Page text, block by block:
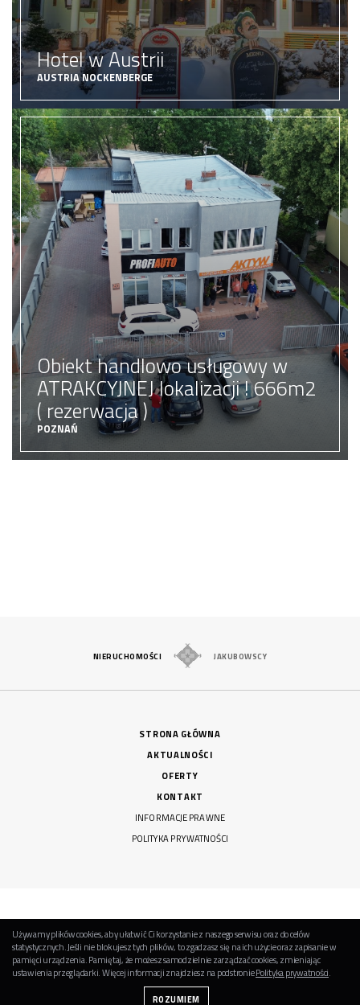
Hotel w Austrii
AUSTRIA NOCKENBERGE
hotel
Cena:5100000 zł
ZOBACZ OFERTĘ
Obiekt handlowo usługowy w
ATRAKCYJNEJ lokalizacji ! 666m2
( rezerwacja )
POZNAŃ
Budynek biurowo magazynowy
Używamy plików cookies, aby ułatwić Ci korzystanie z naszego serwisu oraz do celów
statystycznych. Jeśli nie blokujesz tych plików, to zgadzasz się na ich użycie oraz zapisanie w
pamięci urządzenia. Pamiętaj, że możesz samodzielnie zarządzać cookies, zmieniając
ustawienia przeglądarki. Więcej informacji znajdziesz na podstroniePolityka prywatności.
ROZUMIEM
NIERUCHOMOŚCI JAKUBOWSCY
STRONA GŁÓWNA
AKTUALNOŚCI
OFERTY
KONTAKT
INFORMACJE PRAWNE
POLITYKA PRYWATNOŚCI
WSZYSTKIE PRAWA ZASTRZEŻONE
DO GÓRY
WYKONANIE:BARTOSZ SZYMENDERA